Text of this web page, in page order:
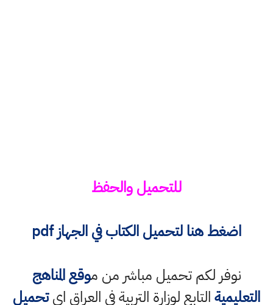
للتحميل والحفظ
اضغط هنالتحميل الكتاب في الجهاز pdf
نوفر لكم تحميل مباشر من موقع المناهج
التعليميةالتابع لوزارة التربية في العراق ايتحميل